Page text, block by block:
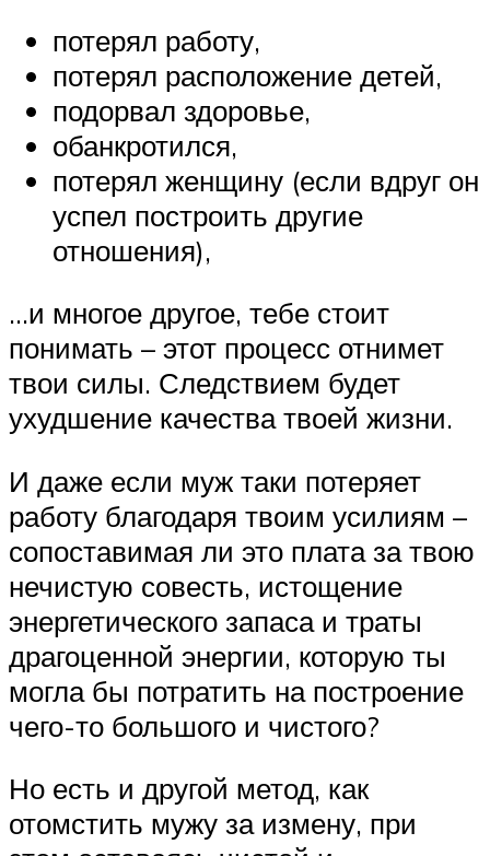
потерял работу,
потерял расположение детей,
подорвал здоровье,
обанкротился,
потерял женщину (если вдруг он
успел построить другие
отношения),
…и многое другое, тебе стоит
понимать – этот процесс отнимет
твои силы. Следствием будет
ухудшение качества твоей жизни.
И даже если муж таки потеряет
работу благодаря твоим усилиям –
сопоставимая ли это плата за твою
нечистую совесть, истощение
энергетического запаса и траты
драгоценной энергии, которую ты
могла бы потратить на построение
чего-то большого и чистого?
Но есть и другой метод, как
отомстить мужу за измену, при